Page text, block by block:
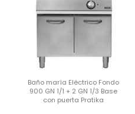
Baño maría Eléctrico Fondo
900 GN 1/1 + 2 GN 1/3 Base
con puerta Pratika